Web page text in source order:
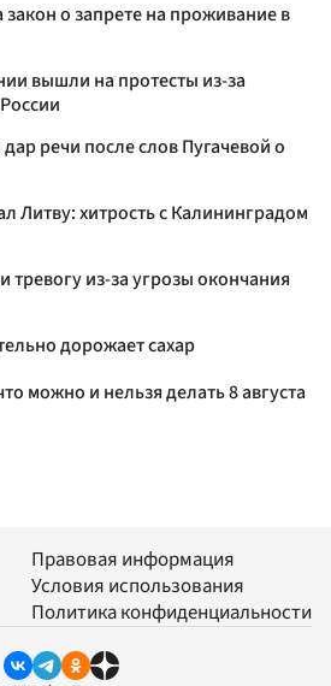
о запрете на проживание в
вышли на протесты из-за
речи после слов Пугачевой о
Литву: хитрость с Калининградом
тревогу из-за угрозы окончания
дорожает сахар
можно и нельзя делать 8 августа
Правовая информация
Условия использования
Политика конфиденциальности